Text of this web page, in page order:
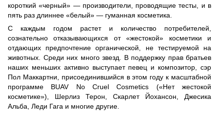
короткий «черный» — производители, проводящие тесты, и в
пять раз длиннее «белый» — гуманная косметика.
С каждым годом растет и количество потребителей,
сознательно отказывающихся от «жестокой» косметики и
отдающих предпочтение органической, не тестируемой на
животных. Среди них много звезд. В поддержку прав братьев
наших меньших активно выступает певец и композитор, сэр
Пол Маккартни, присоединившийся в этом году к масштабной
программе BUAV No Cruel Cosmetics («Нет жестокой
косметике»), Шерлиз Терон, Скарлет Йохансон, Джесика
Альба, Леди Гага и многие другие.